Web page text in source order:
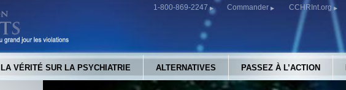
1-800-869-2247 Commander CCHRInt.org
LA VÉRITÉ SUR LA PSYCHIATRIE ALTERNATIVES PASSEZ À L’ACTION